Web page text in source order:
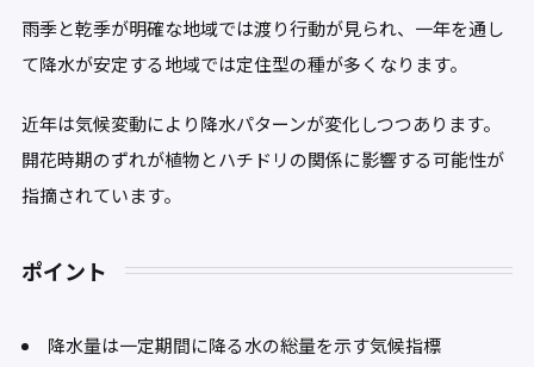
雨季と乾季が明確な地域では渡り行動が見られ、一年を通し
て降水が安定する地域では定住型の種が多くなります。
近年は気候変動により降水パターンが変化しつつあります。
開花時期のずれが植物とハチドリの関係に影響する可能性が
指摘されています。
ポイント
降水量は一定期間に降る水の総量を示す気候指標